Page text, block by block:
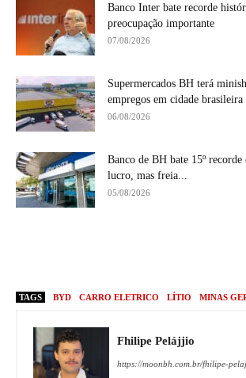
Banco Inter bate recorde
preocupação importante
07/08/2026
Supermercados BH terá
empregos em cidade brasileira
06/08/2026
Banco de BH bate 15º recorde
lucro, mas freia...
05/08/2026
TAGS BYD CARRO ELETRICO LÍTIO MINAS
Fhilipe Pelájjio
https://moonbh.com.br/fhilipe-